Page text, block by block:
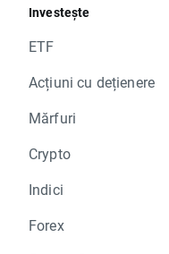
Investește
ETF
Acțiuni cu dețienere
Mărfuri
Crypto
Indici
Forex